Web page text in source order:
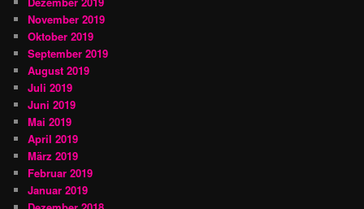
November 2019
Oktober 2019
September 2019
August 2019
Juli 2019
Juni 2019
Mai 2019
April 2019
März 2019
Februar 2019
Januar 2019